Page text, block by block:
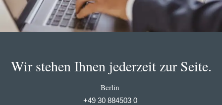
Wir stehen Ihnen jederzeit zur Seite.
Berlin
+49 30 884503 0